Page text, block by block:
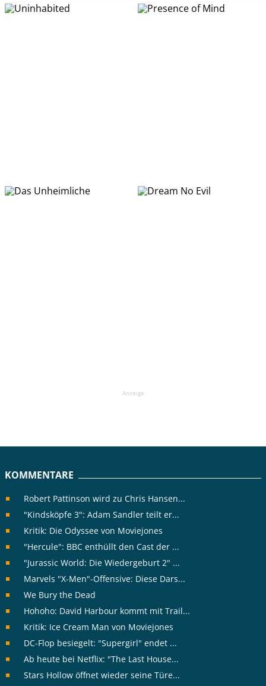
Anzeige
KOMMENTARE
Robert Pattinson wird zu Chris Hansen...
"Kindsköpfe 3": Adam Sandler teilt er...
Kritik: Die Odyssee von Moviejones
"Hercule": BBC enthüllt den Cast der ...
"Jurassic World: Die Wiedergeburt 2" ...
Marvels "X-Men"-Offensive: Diese Dars...
We Bury the Dead
Hohoho: David Harbour kommt mit Trail...
Kritik: Ice Cream Man von Moviejones
DC-Flop besiegelt: "Supergirl" endet ...
Ab heute bei Netflix: "The Last House...
Stars Hollow öffnet wieder seine Türe...